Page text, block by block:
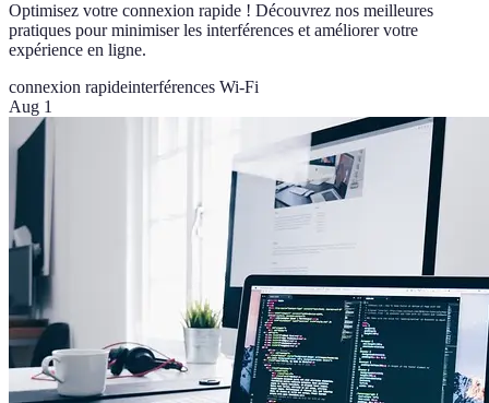
Optimisez votre connexion rapide ! Découvrez nos meilleures
pratiques pour minimiser les interférences et améliorer votre
expérience en ligne.
connexion rapideinterférences Wi-Fi
Aug 1